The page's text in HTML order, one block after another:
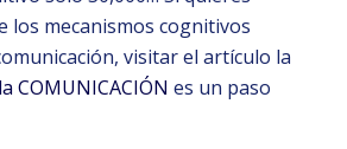
los mecanismos cognitivos
visitar el artículo la
COMUNICACIÓN es un paso